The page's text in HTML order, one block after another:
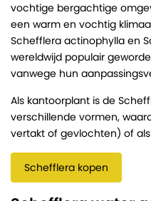
vochtige bergachtige
een warm en vochtig
Schefflera actinophylla en
wereldwijd populair
vanwege hun
Als kantoorplant is de
verschillende vormen,
vertakt of gevlochten) of als
Schefflera kopen